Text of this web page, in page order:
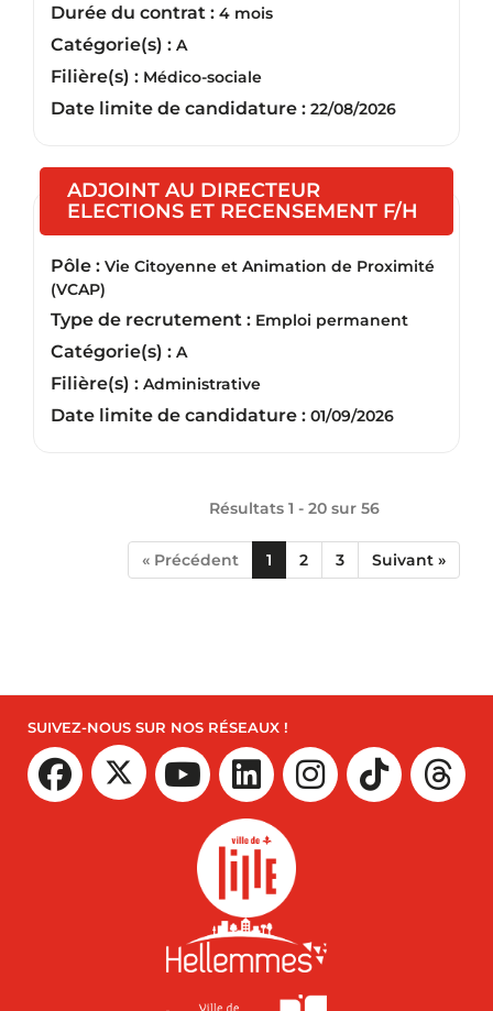
Durée du contrat : 4 mois
Catégorie(s) : A
Filière(s) : Médico-sociale
Date limite de candidature : 22/08/2026
ADJOINT AU DIRECTEUR
ELECTIONS ET RECENSEMENT F/H
Pôle : Vie Citoyenne et Animation de Proximité
(VCAP)
Type de recrutement : Emploi permanent
Catégorie(s) : A
Filière(s) : Administrative
Date limite de candidature : 01/09/2026
Résultats 1 - 20 sur 56
« Précédent 1 2 3 Suivant »
SUIVEZ-NOUS SUR NOS RÉSEAUX !